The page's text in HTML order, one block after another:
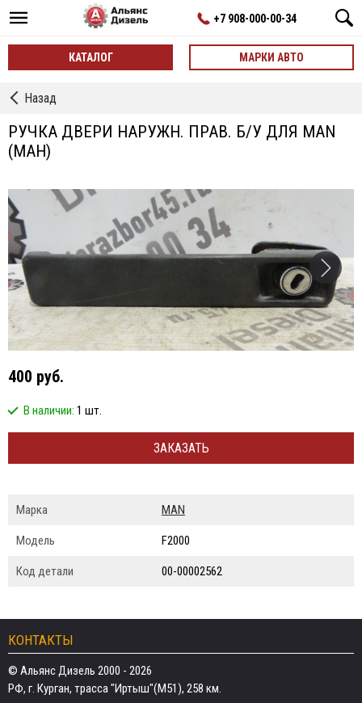
+7 908-000-00-34
КАТАЛОГ МАРКИ АВТО
←
Двери
Наружняя
Назад
РУЧКА ДВЕРИ НАРУЖН. ПРАВ. Б/У ДЛЯ MAN
(МАН)
400 руб.
В наличии: 1 шт.
ЗАКАЗАТЬ
Марка MAN
Модель F2000
Код детали 00-00002562
КОНТАКТЫ
© Альянс Дизель 2000 - 2026
РФ, г. Курган, трасса "Иртыш"(М51), 258 км.